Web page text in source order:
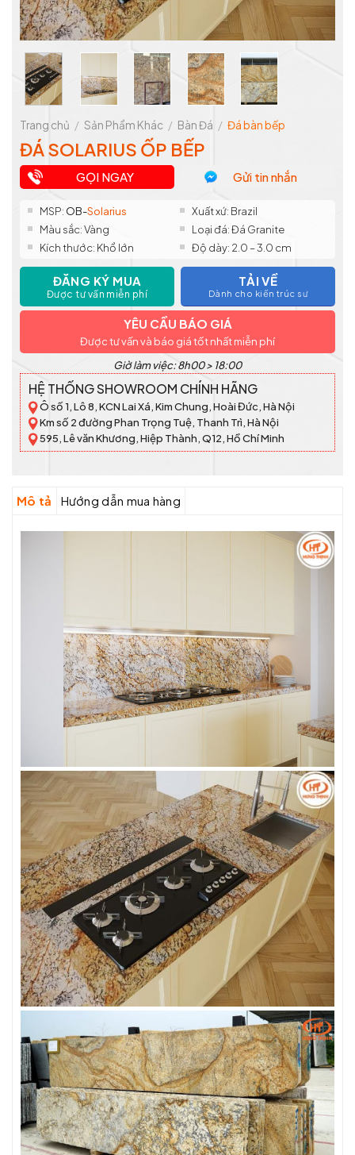
Trang chủ / Sản Phẩm Khác / Bàn Đá / Đá bàn bếp
ĐÁ SOLARIUS ỐP BẾP
GỌI NGAY Gửi tin nhắn
MSP: OB-Solarius
Xuất xứ: Brazil
Màu sắc: Vàng
Loại đá: Đá Granite
Kích thước: Khổ lớn
Độ dày: 2.0 – 3.0 cm
ĐĂNG KÝ MUA
Được tư vấn miễn phí
TẢI VỀ
Dành cho kiến trúc sư
YÊU CẦU BÁO GIÁ
Được tư vấn và báo giá tốt nhất miễn phí
Giờ làm việc: 8h00 > 18:00
HỆ THỐNG SHOWROOM CHÍNH HÃNG
Ô số 1, Lô 8, KCN Lai Xá, Kim Chung, Hoài Đức, Hà Nội
Km số 2 đường Phan Trọng Tuệ, Thanh Trì, Hà Nội
595, Lê văn Khương, Hiệp Thành, Q12, Hồ Chí Minh
Mô tả Hướng dẫn mua hàng